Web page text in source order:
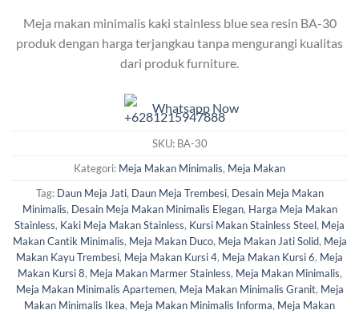
Meja makan minimalis kaki stainless blue sea resin BA-30
produk dengan harga terjangkau tanpa mengurangi kualitas
dari produk furniture.
Whatsapp Now
SKU: BA-30
Kategori: Meja Makan Minimalis, Meja Makan
Tag: Daun Meja Jati, Daun Meja Trembesi, Desain Meja Makan
Minimalis, Desain Meja Makan Minimalis Elegan, Harga Meja Makan
Stainless, Kaki Meja Makan Stainless, Kursi Makan Stainless Steel, Meja
Makan Cantik Minimalis, Meja Makan Duco, Meja Makan Jati Solid, Meja
Makan Kayu Trembesi, Meja Makan Kursi 4, Meja Makan Kursi 6, Meja
Makan Kursi 8, Meja Makan Marmer Stainless, Meja Makan Minimalis,
Meja Makan Minimalis Apartemen, Meja Makan Minimalis Granit, Meja
Makan Minimalis Ikea, Meja Makan Minimalis Informa, Meja Makan